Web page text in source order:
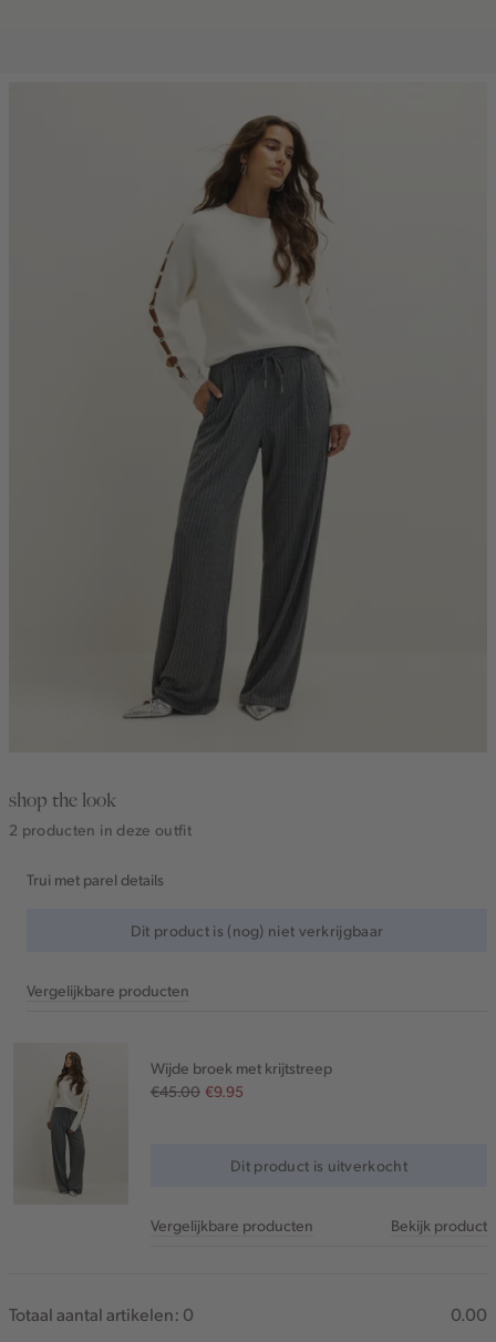
shop the look
2 producten in deze outfit
Trui met parel details
Dit product is (nog) niet verkrijgbaar
Vergelijkbare producten
Wijde broek met krijtstreep
€45.00 €9.95
Dit product is uitverkocht
Vergelijkbare producten Bekijk product
Totaal aantal artikelen: 0 0.00